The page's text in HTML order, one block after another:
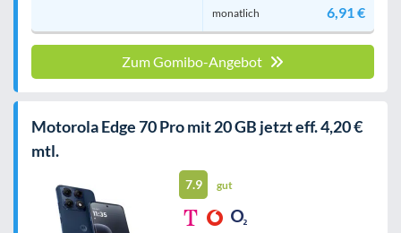
monatlich
6,91 €
Zum Gomibo-Angebot
Motorola Edge 70 Pro mit 20 GB jetzt eff. 4,20 €
mtl.
7.9 gut